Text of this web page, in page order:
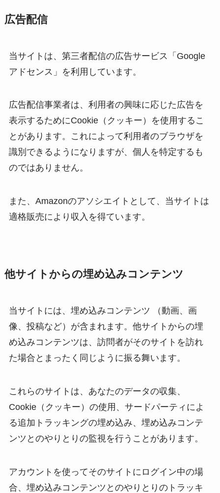
広告配信
当サイトは、第三者配信の広告サービス「Google
アドセンス」を利用しています。
広告配信事業者は、利用者の興味に応じた広告を
表示するためにCookie（クッキー）を使用するこ
とがあります。これによって利用者のブラウザを
識別できるようになりますが、個人を特定するも
のではありません。
また、Amazonのアソシエイトとして、当サイトは
適格販売により収入を得ています。
他サイトからの埋め込みコンテンツ
当サイトには、埋め込みコンテンツ （動画、画
像、投稿など）が含まれます。他サイトからの埋
め込みコンテンツは、訪問者がそのサイトを訪れ
た場合とまったく同じように振る舞います。
これらのサイトは、あなたのデータの収集、
Cookie（クッキー）の使用、サードパーティによ
る追加トラッキングの埋め込み、埋め込みコンテ
ンツとのやりとりの監視を行うことがあります。
アカウントを使ってそのサイトにログイン中の場
合、埋め込みコンテンツとのやりとりのトラッキ